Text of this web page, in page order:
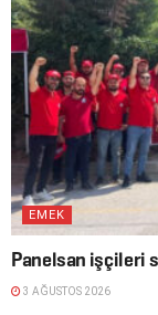
EMEK
Panelsan işçileri
3 AĞUSTOS 2026